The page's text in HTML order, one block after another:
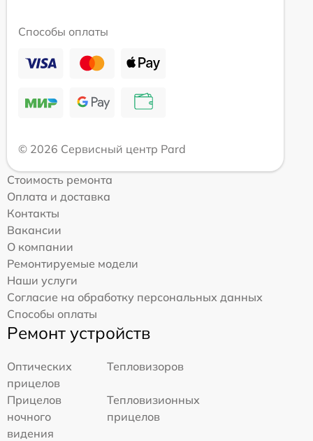
Способы оплаты
© 2026 Сервисный центр Pard
Стоимость ремонта
Оплата и доставка
Контакты
Вакансии
О компании
Ремонтируемые модели
Наши услуги
Согласие на обработку персональных данных
Способы оплаты
Ремонт устройств
Оптических
прицелов
Тепловизоров
Прицелов
ночного
видения
Тепловизионных
прицелов